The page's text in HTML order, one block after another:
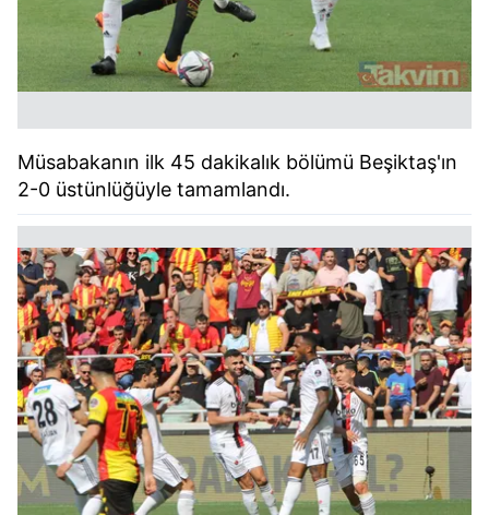
Müsabakanın ilk 45 dakikalık bölümü Beşiktaş'ın
2-0 üstünlüğüyle tamamlandı.